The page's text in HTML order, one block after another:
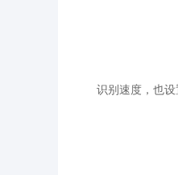
识别速度，也设